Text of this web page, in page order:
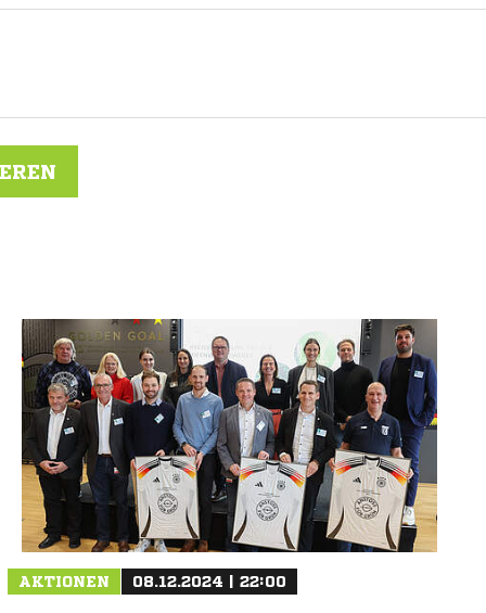
AKTIONEN 08.12.2024 | 22:00